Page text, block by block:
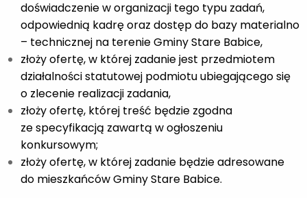
doświadczenie w organizacji tego typu zadań,
odpowiednią kadrę oraz dostęp do bazy materialno
– technicznej na terenie Gminy Stare Babice,
złoży ofertę, w której zadanie jest przedmiotem
działalności statutowej podmiotu ubiegającego się
o zlecenie realizacji zadania,
złoży ofertę, której treść będzie zgodna
ze specyfikacją zawartą w ogłoszeniu
konkursowym;
złoży ofertę, w której zadanie będzie adresowane
do mieszkańców Gminy Stare Babice.